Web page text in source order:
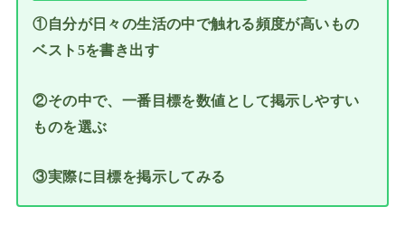
①自分が日々の生活の中で触れる頻度が高いもの
ベスト5を書き出す
②その中で、一番目標を数値として掲示しやすい
ものを選ぶ
③実際に目標を掲示してみる